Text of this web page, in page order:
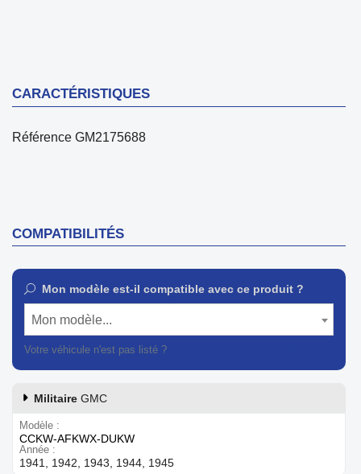
CARACTÉRISTIQUES
Référence GM2175688
COMPATIBILITÉS
Mon modèle est-il compatible avec ce produit ?
Mon modèle...
Votre véhicule n'est pas listé ?
Militaire GMC
Modèle
CCKW-AFKWX-DUKW
Année
1941, 1942, 1943, 1944, 1945